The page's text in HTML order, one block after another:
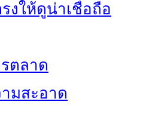
งให้ดูน่าเชื่อถือ
ตลาด
มสะอาด